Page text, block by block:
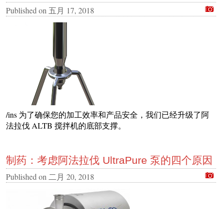
Published on 五月 17, 2018
/ins 为了确保您的加工效率和产品安全，我们已经升级了阿
法拉伐 ALTB 搅拌机的底部支撑。
制药：考虑阿法拉伐 UltraPure 泵的四个原因
Published on 二月 20, 2018